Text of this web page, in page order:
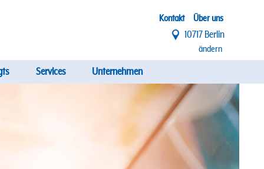
Top
Menü
Kontakt Über uns
10717 Berlin
ändern
Services Unternehmen